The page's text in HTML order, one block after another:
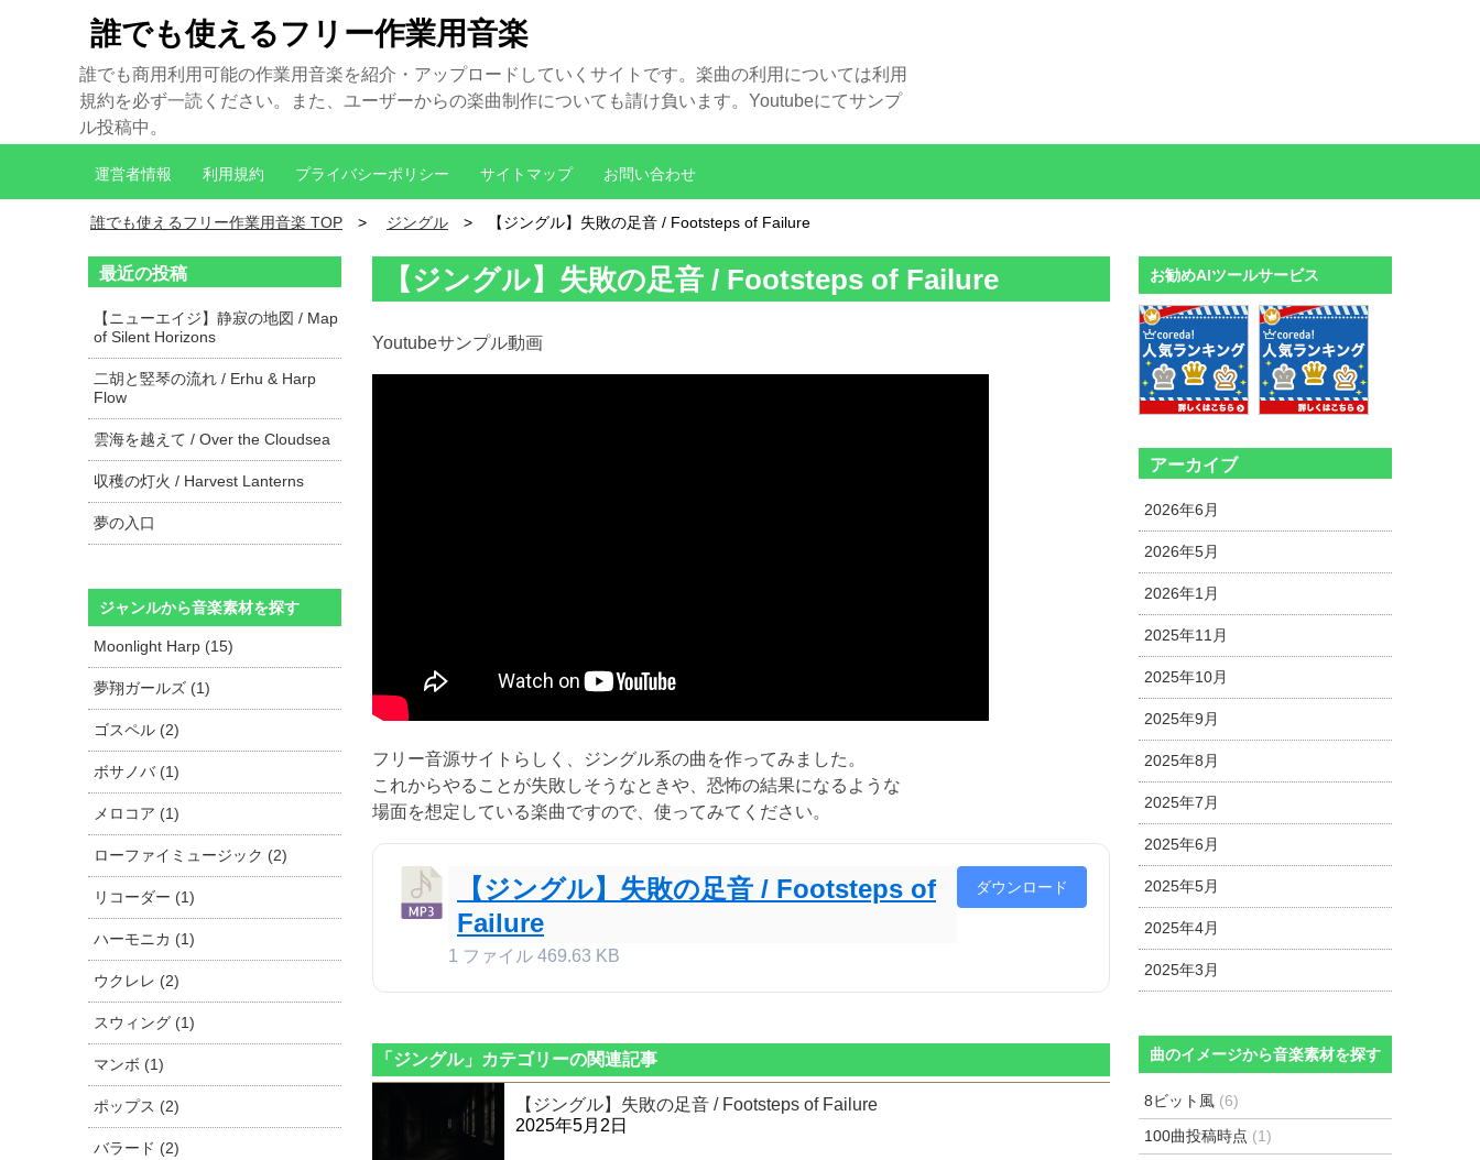
誰でも使えるフリー作業用音楽
誰でも商用利用可能の作業用音楽を紹介・アップロードしていくサイトです。楽曲の利用については利用
規約を必ず一読ください。また、ユーザーからの楽曲制作についても請け負います。Youtubeにてサンプ
ル投稿中。
運営者情報 利用規約 プライバシーポリシー サイトマップ お問い合わせ
誰でも使えるフリー作業用音楽 TOP ジングル 【ジングル】失敗の足音 / Footsteps of Failure
【ジングル】失敗の足音 / Footsteps of Failure
Youtubeサンプル動画
フリー音源サイトらしく、ジングル系の曲を作ってみました。
これからやることが失敗しそうなときや、恐怖の結果になるような
場面を想定している楽曲ですので、使ってみてください。
【ジングル】失敗の足音 / Footsteps of
Failure
1 ファイル 469.63 KB
ダウンロード
「ジングル」カテゴリーの関連記事
【ジングル】失敗の足音 / Footsteps of Failure
2025年5月2日
最近の投稿
【ニューエイジ】静寂の地図 / Map
of Silent Horizons
二胡と竪琴の流れ / Erhu & Harp
Flow
雲海を越えて / Over the Cloudsea
収穫の灯火 / Harvest Lanterns
夢の入口
ジャンルから音楽素材を探す
Moonlight Harp (15)
夢翔ガールズ (1)
ゴスペル (2)
ボサノバ (1)
メロコア (1)
ローファイミュージック (2)
リコーダー (1)
ハーモニカ (1)
ウクレレ (2)
スウィング (1)
マンボ (1)
ポップス (2)
バラード (2)
お勧めAIツールサービス
アーカイブ
2026年6月
2026年5月
2026年1月
2025年11月
2025年10月
2025年9月
2025年8月
2025年7月
2025年6月
2025年5月
2025年4月
2025年3月
曲のイメージから音楽素材を探す
8ビット風 (6)
100曲投稿時点 (1)